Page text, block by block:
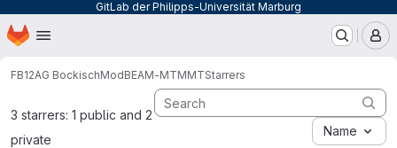
GitLab der Philipps-Universität Marburg
Skip to main content
Homepage
FB12AG BockischModBEAM-MTMMTStarrers
3 starrers: 1 public and 2
private
Name